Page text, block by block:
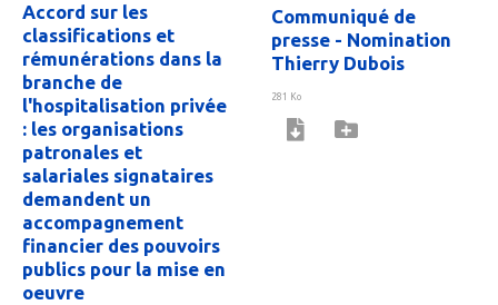
Accord sur les
classifications et
rémunérations dans la
branche de
l'hospitalisation privée
: les organisations
patronales et
salariales signataires
demandent un
accompagnement
financier des pouvoirs
publics pour la mise en
oeuvre
Communiqué de
presse - Nomination
Thierry Dubois
281 Ko